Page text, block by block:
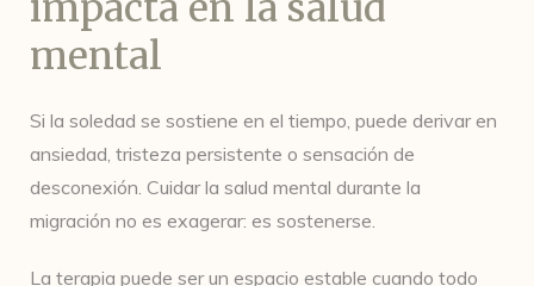
mental
Si la soledad se sostiene en el tiempo, puede derivar en
ansiedad, tristeza persistente o sensación de
desconexión. Cuidar la salud mental durante la
migración no es exagerar: es sostenerse.
La terapia puede ser un espacio estable cuando todo